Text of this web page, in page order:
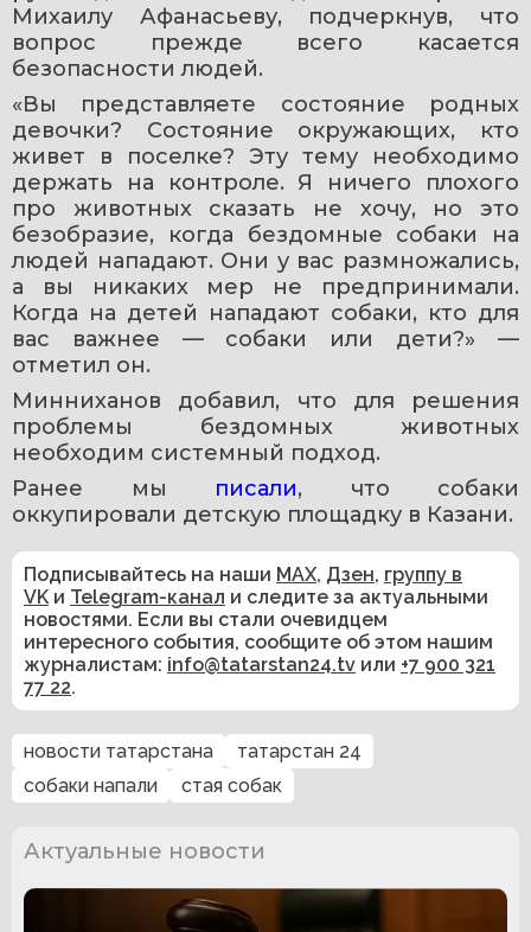
Михаилу Афанасьеву, подчеркнув, что
вопрос прежде всего касается
безопасности людей.
«Вы представляете состояние родных
девочки? Состояние окружающих, кто
живет в поселке? Эту тему необходимо
держать на контроле. Я ничего плохого
про животных сказать не хочу, но это
безобразие, когда бездомные собаки на
людей нападают. Они у вас размножались,
а вы никаких мер не предпринимали.
Когда на детей нападают собаки, кто для
вас важнее — собаки или дети?» —
отметил он.
Минниханов добавил, что для решения
проблемы бездомных животных
необходим системный подход.
Ранее мы писали, что собаки
оккупировали детскую площадку в Казани.
Подписывайтесь на наши MAX, Дзен, группу в
VK и Telegram-канал и следите за актуальными
новостями. Если вы стали очевидцем
интересного события, сообщите об этом нашим
журналистам: info@tatarstan24.tv или +7 900 321
77 22.
новости татарстана
татарстан 24
собаки напали
стая собак
Актуальные новости